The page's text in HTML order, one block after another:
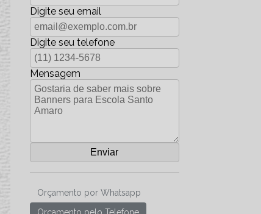
Digite seu email
Digite seu telefone
Mensagem
Orçamento por Whatsapp